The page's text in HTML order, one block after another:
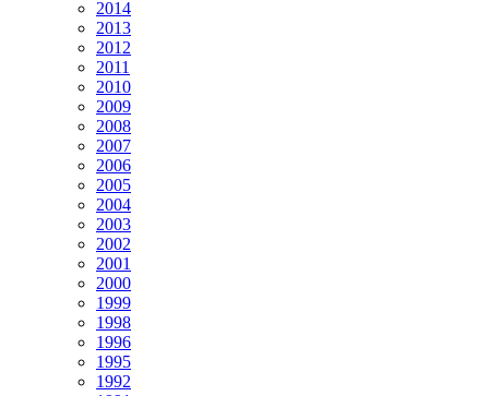
2014
2013
2012
2011
2010
2009
2008
2007
2006
2005
2004
2003
2002
2001
2000
1999
1998
1996
1995
1992